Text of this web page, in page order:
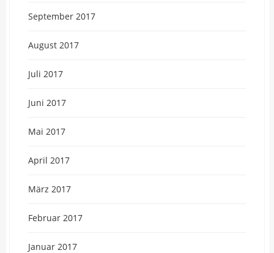
September 2017
August 2017
Juli 2017
Juni 2017
Mai 2017
April 2017
März 2017
Februar 2017
Januar 2017